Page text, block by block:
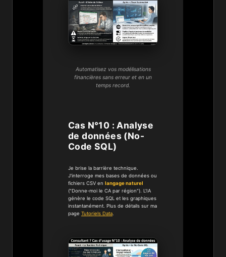
Automatisez vos modélisations
financières sans erreur et en un
temps record.
Cas N°10 : Analyse
de données (No-
Code SQL)
Je brise la barrière technique.
J'interroge mes bases de données ou
fichiers CSV en langage naturel
("Donne-moi le CA par région"). L'IA
génère le code SQL et les graphiques
instantanément. Plus de détails sur ma
page Tutoriels Data